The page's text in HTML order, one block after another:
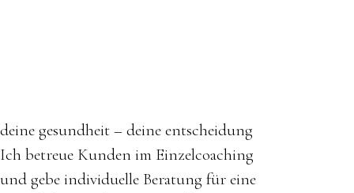
deine gesundheit – deine entscheidung
Ich betreue Kunden im Einzelcoaching
und gebe individuelle Beratung für eine